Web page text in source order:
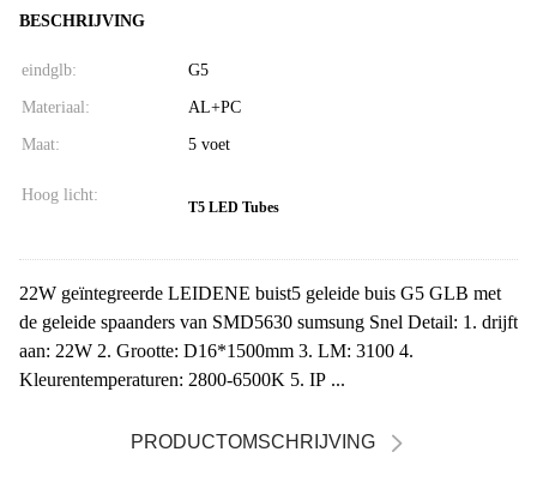
BESCHRIJVING
eindglb: G5
Materiaal: AL+PC
Maat: 5 voet
Hoog licht:
T5 LED Tubes
22W geïntegreerde LEIDENE buist5 geleide buis G5 GLB met
de geleide spaanders van SMD5630 sumsung Snel Detail: 1. drijft
aan: 22W 2. Grootte: D16*1500mm 3. LM: 3100 4.
Kleurentemperaturen: 2800-6500K 5. IP ...
PRODUCTOMSCHRIJVING